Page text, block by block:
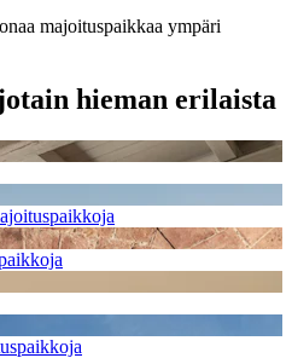
majoituspaikkaa ympäri
hieman erilaista